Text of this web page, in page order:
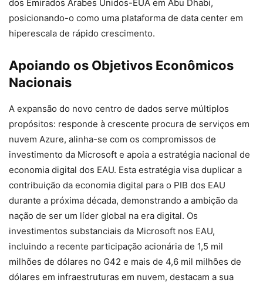
dos Emirados Árabes Unidos-EUA em Abu Dhabi,
posicionando-o como uma plataforma de data center em
hiperescala de rápido crescimento.
Apoiando os Objetivos Econômicos
Nacionais
A expansão do novo centro de dados serve múltiplos
propósitos: responde à crescente procura de serviços em
nuvem Azure, alinha-se com os compromissos de
investimento da Microsoft e apoia a estratégia nacional de
economia digital dos EAU. Esta estratégia visa duplicar a
contribuição da economia digital para o PIB dos EAU
durante a próxima década, demonstrando a ambição da
nação de ser um líder global na era digital. Os
investimentos substanciais da Microsoft nos EAU,
incluindo a recente participação acionária de 1,5 mil
milhões de dólares no G42 e mais de 4,6 mil milhões de
dólares em infraestruturas em nuvem, destacam a sua